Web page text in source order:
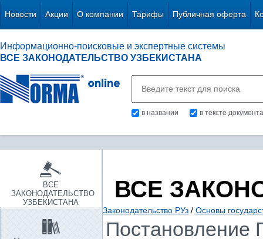
Новости Акции О компании Тарифы Публичная оферта
Информационно-поисковые и экспертные системы
ВСЕ ЗАКОНОДАТЕЛЬСТВО УЗБЕКИСТАНА
в названии в тексте документа
ВСЕ
ЗАКОНОДАТЕЛЬСТВО
УЗБЕКИСТАНА
ВСЕ
Законодательство РУз / Основы
Постановление